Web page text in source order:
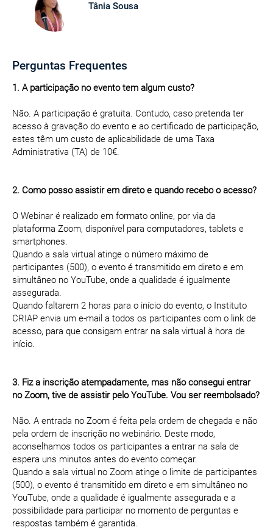
Tânia Sousa
Perguntas Frequentes
1. A participação no evento tem algum custo?
Não. A participação é gratuita. Contudo, caso pretenda ter
acesso à gravação do evento e ao certificado de participação,
estes têm um custo de aplicabilidade de uma Taxa
Administrativa (TA) de 10€.
2. Como posso assistir em direto e quando recebo o acesso?
O Webinar é realizado em formato online, por via da
plataforma Zoom, disponível para computadores, tablets e
smartphones.
Quando a sala virtual atinge o número máximo de
participantes (500), o evento é transmitido em direto e em
simultâneo no YouTube, onde a qualidade é igualmente
assegurada.
Quando faltarem 2 horas para o início do evento, o Instituto
CRIAP envia um e-mail a todos os participantes com o link de
acesso, para que consigam entrar na sala virtual à hora de
início.
3. Fiz a inscrição atempadamente, mas não consegui entrar
no Zoom, tive de assistir pelo YouTube. Vou ser reembolsado?
Não. A entrada no Zoom é feita pela ordem de chegada e não
pela ordem de inscrição no webinário. Deste modo,
aconselhamos todos os participantes a entrar na sala de
espera uns minutos antes do evento começar.
Quando a sala virtual no Zoom atinge o limite de participantes
(500), o evento é transmitido em direto e em simultâneo no
YouTube, onde a qualidade é igualmente assegurada e a
possibilidade para participar no momento de perguntas e
respostas também é garantida.